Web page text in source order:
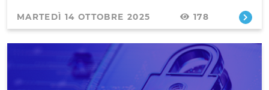
MARTEDÌ 14 OTTOBRE 2025 178